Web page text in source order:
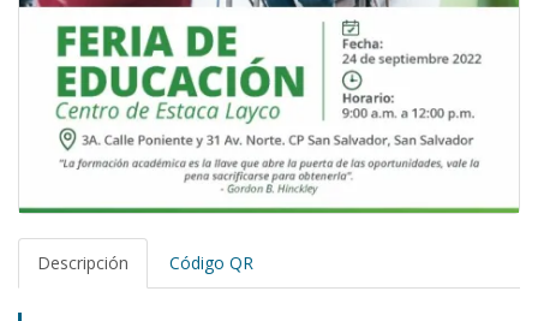
Descripción Código QR